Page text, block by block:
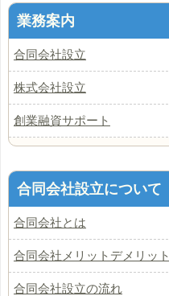
業務案内
合同会社設立
株式会社設立
創業融資サポート
合同会社設立について
合同会社とは
合同会社メリットデメリット
合同会社設立の流れ